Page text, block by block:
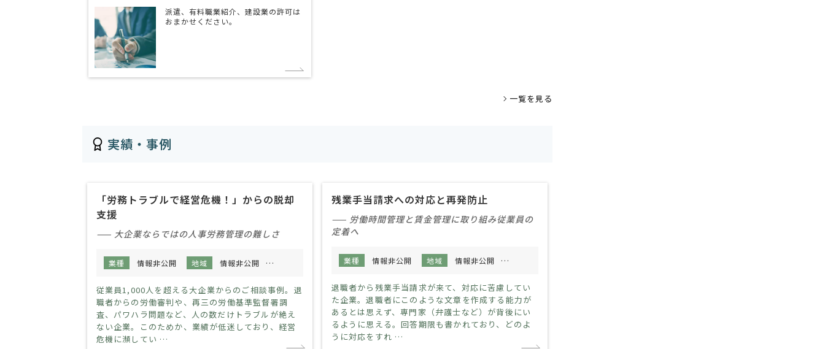
派遣、有料職業紹介、建設業の許可は
おまかせください。
一覧を見る
実績・事例
「労務トラブルで経営危機！」からの脱却
支援
—— 大企業ならではの人事労務管理の難しさ
業種 情報非公開 地域 情報非公開
従業員1,000人を超える大企業からのご相談事例。退
職者からの労働審判や、再三の労働基準監督署調
査、パワハラ問題など、人の数だけトラブルが絶え
ない企業。このためか、業績が低迷しており、経営
危機に瀕してい …
残業手当請求への対応と再発防止
—— 労働時間管理と賃金管理に取り組み従業員の
定着へ
業種 情報非公開 地域 情報非公開
退職者から残業手当請求が来て、対応に苦慮してい
た企業。退職者にこのような文章を作成する能力が
あるとは思えず、専門家（弁護士など）が背後にい
るように思える。回答期限も書かれており、どのよ
うに対応をすれ …